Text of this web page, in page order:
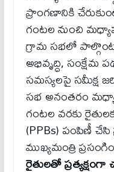
ప్రాంగణానికి
గంటల నుంచి
గ్రామ సభలో
అభివృద్ధి, సంక్షేమ
సమస్యలపై సమీక్ష
సభ అనంతరం
గంటల వరకు
(PPBs) పంపిణీ చేసి
ముఖ్యమంత్రి
రైతులతో ప్రత్యక్షంగా